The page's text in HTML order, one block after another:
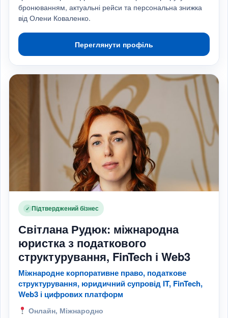
бронюванням, актуальні рейси та персональна знижка
від Олени Коваленко.
Переглянути профіль
✓ Підтверджений бізнес
Світлана Рудюк: міжнародна
юристка з податкового
структурування, FinTech і Web3
Міжнародне корпоративне право, податкове
структурування, юридичний супровід IT, FinTech,
Web3 і цифрових платформ
Онлайн, Міжнародно